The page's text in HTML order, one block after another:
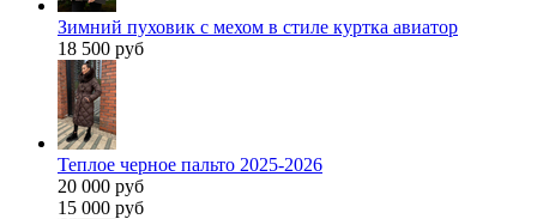
Зимний пуховик с мехом в стиле куртка авиатор
18 500 руб
Теплое черное пальто 2025-2026
20 000 руб
15 000 руб